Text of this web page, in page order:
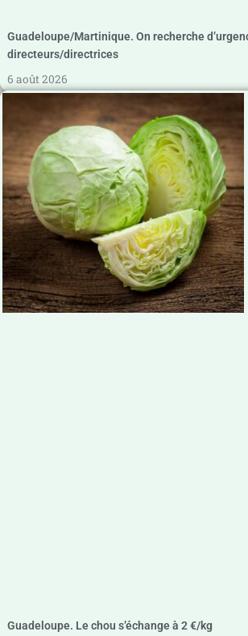
Guadeloupe/Martinique. On recherche
directeurs/directrices
6 août 2026
Guadeloupe. Le chou s’échange à 2 €/kg